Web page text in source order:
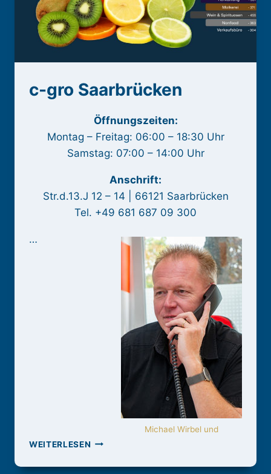
c-gro Saarbrücken
Öffnungszeiten:
Montag – Freitag: 06:00 – 18:30 Uhr
Samstag: 07:00 – 14:00 Uhr
Anschrift:
Str.d.13.J 12 – 14 | 66121 Saarbrücken
Tel. +49 681 687 09 300
Michael Wirbel und
…
WEITERLESENC-
SAARBRÜCKEN